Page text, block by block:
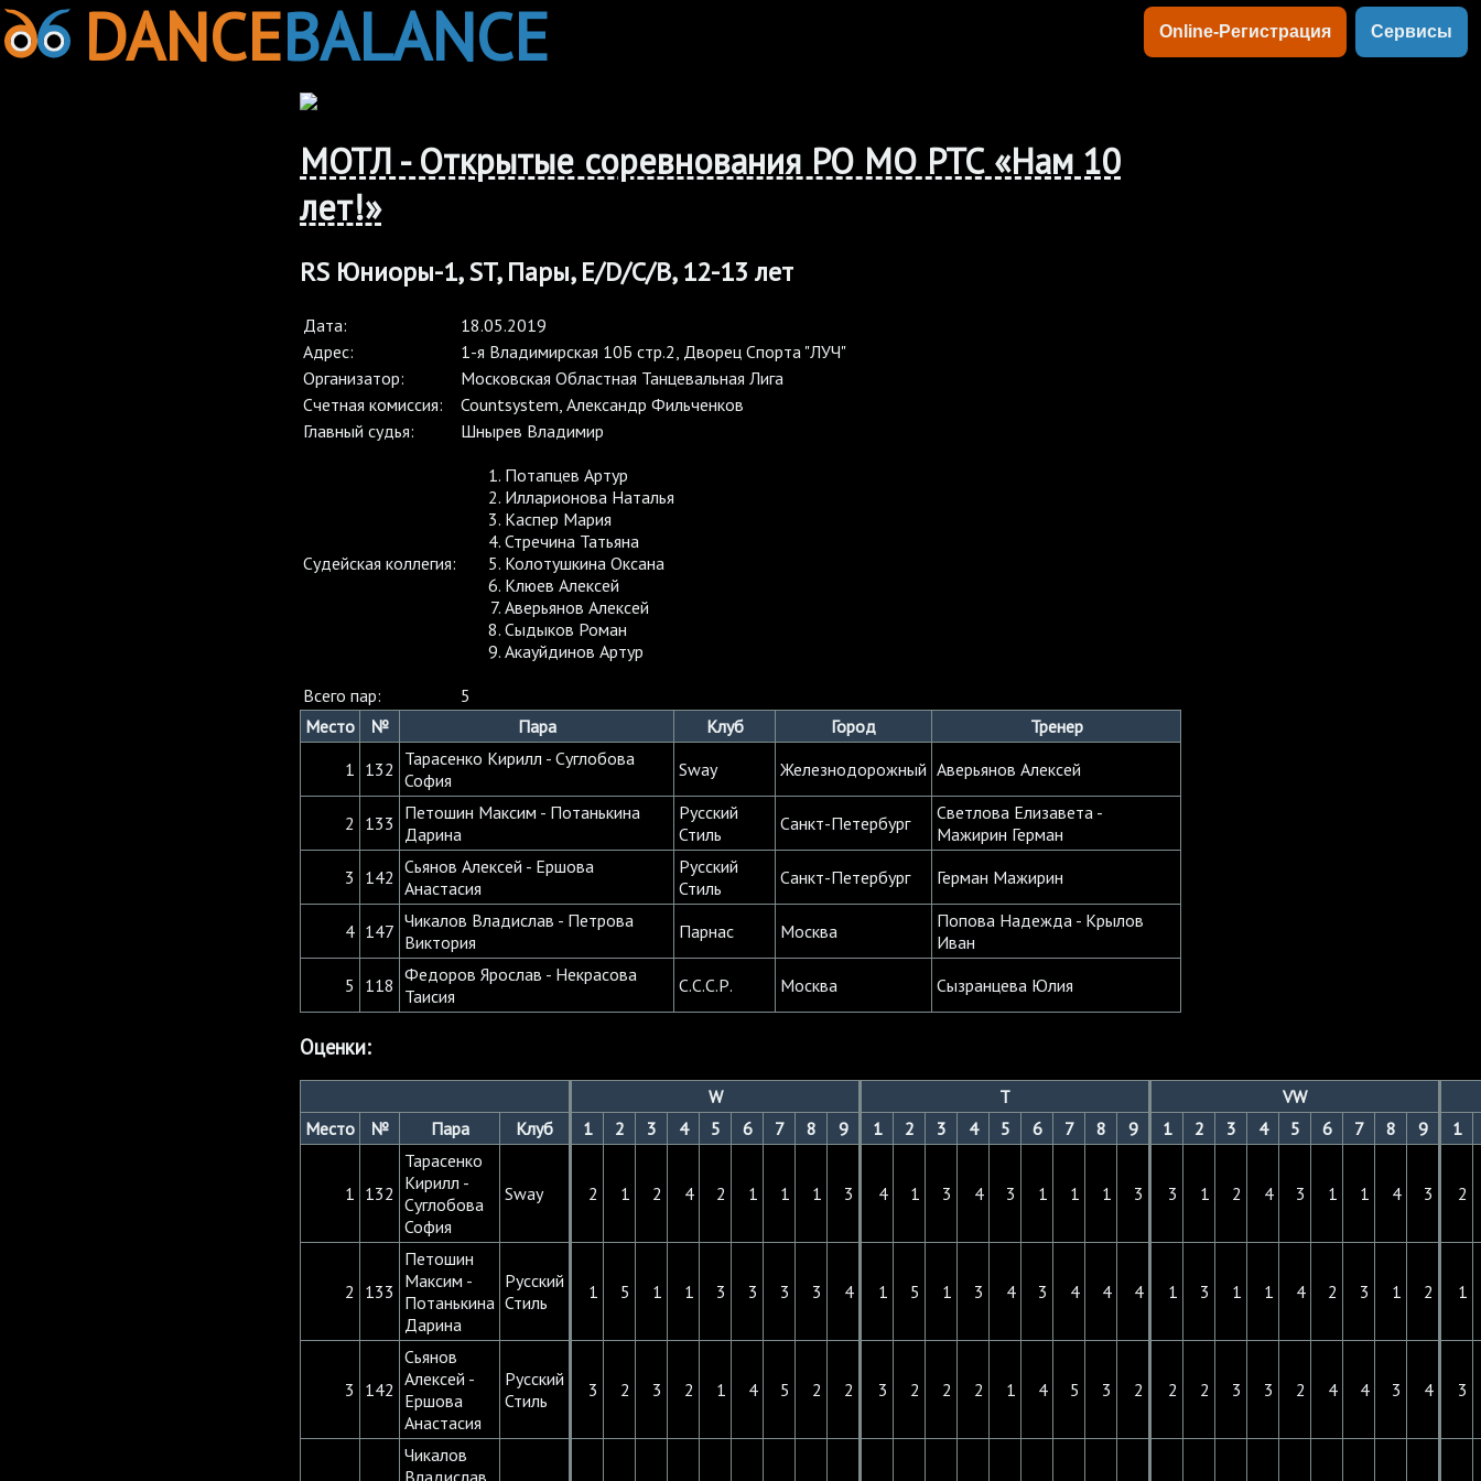
DANCEBALANCE Online-Регистрация Сервисы
МОТЛ - Открытые соревнования РО МО РТС «Нам 10
лет!»
RS Юниоры-1, ST, Пары, E/D/C/B, 12-13 лет
Дата:
18.05.2019
Адрес:
1-я Владимирская 10Б стр.2, Дворец Спорта "ЛУЧ"
Организатор:
Московская Областная Танцевальная Лига
Cчетная комиссия:
Countsystem, Александр Фильченков
Главный судья:
Шнырев Владимир
Судейская коллегия:
Потапцев Артур
Илларионова Наталья
Каспер Мария
Стречина Татьяна
Колотушкина Оксана
Клюев Алексей
Аверьянов Алексей
Сыдыков Роман
Акауйдинов Артур
Всего пар:
5
Место
№ Пара Клуб Город
Тренер
1 132 Тарасенко Кирилл - Суглобова
София
Sway Железнодорожный Аверьянов Алексей
2 133 Петошин Максим - Потанькина
Дарина
Русский
Стиль
Санкт-Петербург
Светлова Елизавета -
Мажирин Герман
3 142 Сьянов Алексей - Ершова
Анастасия
Русский
Стиль
Санкт-Петербург Герман Мажирин
4 147 Чикалов Владислав - Петрова
Виктория
Парнас Москва
Попова Надежда - Крылов
Иван
5 118 Федоров Ярослав - Некрасова
Таисия
С.С.С.Р. Москва Сызранцева Юлия
Оценки:
W T
VW
Место
№ Пара Клуб 1 2 3 4 5 6 7 8 9 1 2 3 4 5 6 7 8 9 1 2 3 4 5 6 7 8 9 1
1 132
Тарасенко
Кирилл -
Суглобова
София
Sway 2 1 2 4 2 1 1 1 3 4 1 3 4 3 1 1 1 3 3 1 2 4 3 1 1 4 3 2
2 133
Петошин
Максим -
Потанькина
Дарина
Русский
Стиль
1 5 1 1 3 3 3 3 4 1 5 1 3 4 3 4 4 4 1 3 1 1 4 2 3 1 2 1
3 142
Сьянов
Алексей -
Ершова
Анастасия
Русский
Стиль
3 2 3 2 1 4 5 2 2 3 2 2 2 1 4 5 3 2 2 2 3 3 2 4 4 3 4 3
Чикалов